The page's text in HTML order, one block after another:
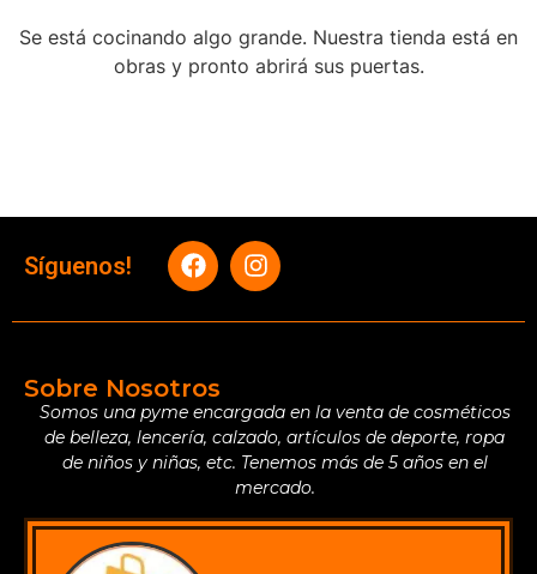
Se está cocinando algo grande. Nuestra tienda está en
obras y pronto abrirá sus puertas.
Síguenos!
Sobre Nosotros
Somos una pyme encargada en la venta de cosméticos
de belleza, lencería, calzado, artículos de deporte, ropa
de niños y niñas, etc. Tenemos más de 5 años en el
mercado.